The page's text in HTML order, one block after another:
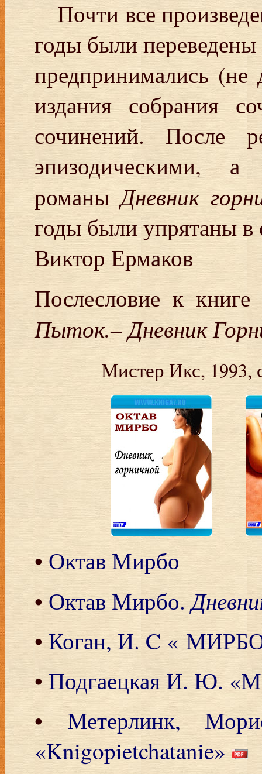
Почти все
годы были
предпринимались
издания собрания
сочинений. После
эпизодическими, а
романыДневник
годы были упрятаны в
Виктор Ермаков
Послесловие к
Пыток.– Дневник
Мистер Икс, 1993,
•Октав Мирбо
• Октав Мирбо.
•Коган, И. C «
• Подгаецкая И. Ю.
•Метерлинк,
«Knigopietchatanie»